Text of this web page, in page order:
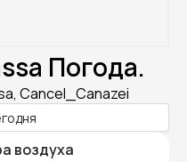
Погода.
Cancel_Canazei
воздуха